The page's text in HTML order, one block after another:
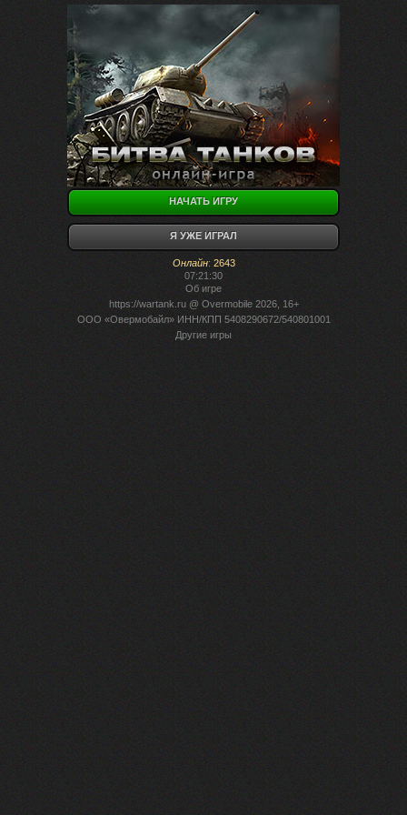
НАЧАТЬ ИГРУ
Я УЖЕ ИГРАЛ
Онлайн: 2643
07:21:30
Об игре
https://wartank.ru@ Overmobile 2026, 16+
ООО «Овермобайл» ИНН/КПП 5408290672/540801001
Другие игры